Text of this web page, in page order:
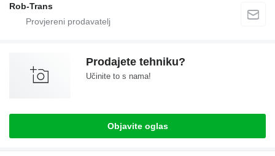
Rob-Trans
Prodajete tehniku?
Učinite to s nama!
Objavite oglas